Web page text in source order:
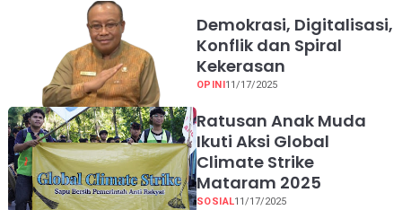
Demokrasi, Digitalisasi,
Konflik dan Spiral
Kekerasan
OPINI 11/17/2025
Ratusan Anak Muda
Ikuti Aksi Global
Climate Strike
Mataram 2025
SOSIAL11/17/2025